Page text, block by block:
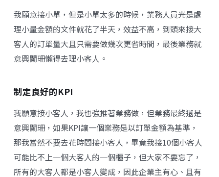
我願意接小單，但是小單太多的時候，業務人員光是處
理小量金額的文件就花了半天，效益不高，到頭來接大
客人的訂單量大且只需要做幾次更省時間，最後業務就
意興闌珊懶得去理小客人。
制定良好的KPI
我願意接小客人，我也強推著業務做，但業務最終還是
意興闌珊，如果KPI讓一個業務是以訂單金額為基準，
那我當然不要去花時間接小客人，畢竟我接10個小客人
可能比不上一個大客人的一個櫃子，但大家不要忘了，
所有的大客人都是小客人變成，因此企業主有心、且有